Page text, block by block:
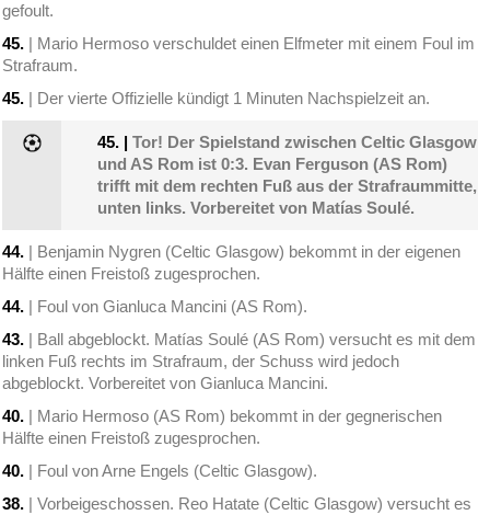
gefoult.
45. | Mario Hermoso verschuldet einen Elfmeter mit einem Foul im
Strafraum.
45. | Der vierte Offizielle kündigt 1 Minuten Nachspielzeit an.
45. |Tor! Der Spielstand zwischen Celtic Glasgow
und AS Rom ist 0:3. Evan Ferguson (AS Rom)
trifft mit dem rechten Fuß aus der Strafraummitte,
unten links. Vorbereitet von Matías Soulé.
44. | Benjamin Nygren (Celtic Glasgow) bekommt in der eigenen
Hälfte einen Freistoß zugesprochen.
44. | Foul von Gianluca Mancini (AS Rom).
43. | Ball abgeblockt. Matías Soulé (AS Rom) versucht es mit dem
linken Fuß rechts im Strafraum, der Schuss wird jedoch
abgeblockt. Vorbereitet von Gianluca Mancini.
40. | Mario Hermoso (AS Rom) bekommt in der gegnerischen
Hälfte einen Freistoß zugesprochen.
40. | Foul von Arne Engels (Celtic Glasgow).
38. | Vorbeigeschossen. Reo Hatate (Celtic Glasgow) versucht es